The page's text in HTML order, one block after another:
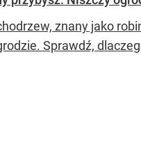
znany jako
Sprawdź,